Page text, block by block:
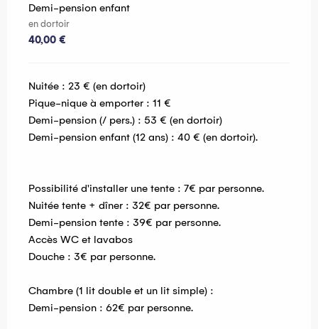
Demi-pension enfant
en dortoir
40,00 €
Nuitée : 23 € (en dortoir)
Pique-nique à emporter : 11 €
Demi-pension (/ pers.) : 53 € (en dortoir)
Demi-pension enfant (12 ans) : 40 € (en dortoir).
Possibilité d'installer une tente : 7€ par personne.
Nuitée tente + dîner : 32€ par personne.
Demi-pension tente : 39€ par personne.
Accès WC et lavabos
Douche : 3€ par personne.
Chambre (1 lit double et un lit simple) :
Demi-pension : 62€ par personne.